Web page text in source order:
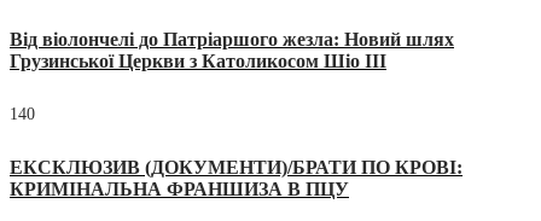
Від віолончелі до Патріаршого жезла: Новий шлях
Грузинської Церкви з Католикосом Шіо III
140
ЕКСКЛЮЗИВ (ДОКУМЕНТИ)/БРАТИ ПО КРОВІ:
КРИМІНАЛЬНА ФРАНШИЗА В ПЦУ